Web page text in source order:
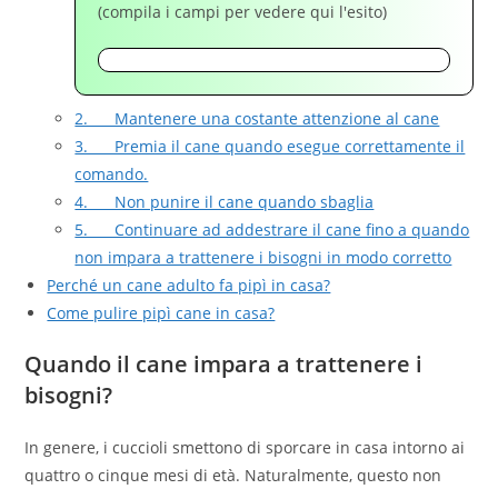
(compila i campi per vedere qui l'esito)
2. Mantenere una costante attenzione al cane
3. Premia il cane quando esegue correttamente il
comando.
4. Non punire il cane quando sbaglia
5. Continuare ad addestrare il cane fino a quando
non impara a trattenere i bisogni in modo corretto
Perché un cane adulto fa pipì in casa?
Come pulire pipì cane in casa?
Quando il cane impara a trattenere i
bisogni?
In genere, i cuccioli smettono di sporcare in casa intorno ai
quattro o cinque mesi di età. Naturalmente, questo non